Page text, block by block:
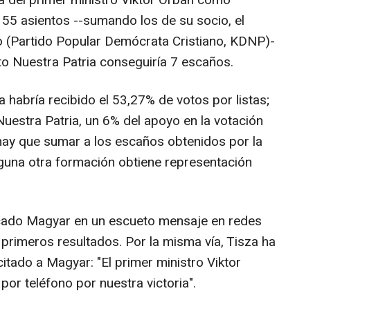
asientos --sumando los de su socio, el
Popular Demócrata Cristiano, KDNP)-
Nuestra Patria conseguiría 7 escaños.
habría recibido el 53,27% de votos por listas;
Patria, un 6% del apoyo en la votación
que sumar a los escaños obtenidos por la
otra formación obtiene representación
Magyar en un escueto mensaje en redes
resultados. Por la misma vía, Tisza ha
a Magyar: "El primer ministro Viktor
teléfono por nuestra victoria".